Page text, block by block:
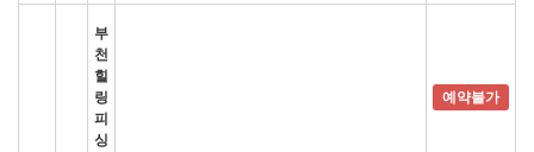
부
천
힐
링
피
싱
예약불가